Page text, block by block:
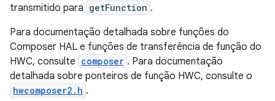
transmitido para getFunction .
Para documentação detalhada sobre funções do
Composer HAL e funções de transferência de função do
HWC, consulte composer . Para documentação
detalhada sobre ponteiros de função HWC, consulte o
hwcomposer2.h .